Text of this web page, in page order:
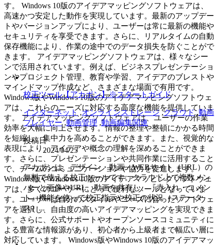
す。 Windows 10版のアイデアマッピングソフトウェアは、
高速かつ安定した動作を実現しています。最新のアップデー
トやバージョンアップにより、ユーザーは常に最新の機能や
セキュリティを享受できます。さらに、リアルタイムの自動
保存機能により、作業の途中でのデータ損失を防ぐことがで
きます。 アイデアマッピングソフトウェアは、様々なシー
ンで活用されています。例えば、ビジネスプレゼンテーショ
ンやプロジェクト管理、教育や学習、アイデアのブレストや
マインドマップ作成など、さまざまな場面で有用です。
Windows版やWindows 10版のアイデアマッピングソフトウェ
アは、これらのニーズに対応する高度な機能を提供していま
す。 アイデアマッピングソフトウェアは、ユーザーの作業
効率を大幅に向上させます。情報の整理や整頓にかかる時間
を短縮し、集中力を高めることができます。また、視覚的な
表現により、アイデアや概念の理解を深めることができま
す。さらに、プレゼンテーションや共同作業に活用すること
で、チームのコミュニケーションや協力を促進します。
Windows版やWindows 10版のアイデアマッピングソフトウェ
アは、多くのユーザーにとって便利なツールとなっていま
す。ユーザーは自分のスタイルやニーズに合ったソフトウェ
アを選択し、自由度の高いアイデアマッピングを実現できま
す。さらに、公式サポートやオープンソースコミュニティに
よる豊富な情報源があり、初心者から上級者まで幅広い層に
対応しています。 Windows版やWindows 10版のアイデアマッ
校正ツール【アカポン】※スタートガイド
インターネット ,オンラインストレージ ,クラウド,動画
プレイヤー,動画管理 ,動画編集関連
投稿日
2024/04/25
アカポンは、デザイン・動画・WEBサイト（URL）の
無料で使える校正ツールです。クラウド上で複数メン
バーと画像やURL、動画を共有し、『赤入れ・コメン
ト』機能を使って校正指示や校正の状況（ステータ
ス）...